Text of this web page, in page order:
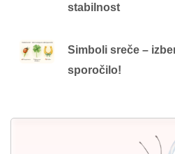
stabilnost
Simboli sreče –
sporočilo!